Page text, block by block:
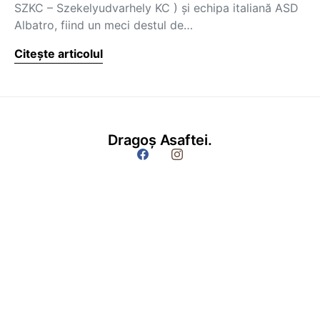
SZKC – Szekelyudvarhely KC ) şi echipa italiană ASD
Albatro, fiind un meci destul de…
Citește articolul
Dragoș Asaftei.